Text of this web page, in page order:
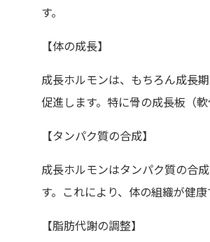
す。
【体の成長】
成長ホルモンは、もちろん成長
促進します。特に骨の成長板（
【タンパク質の合成】
成長ホルモンはタンパク質の合
す。これにより、体の組織が健康
【脂肪代謝の調整】